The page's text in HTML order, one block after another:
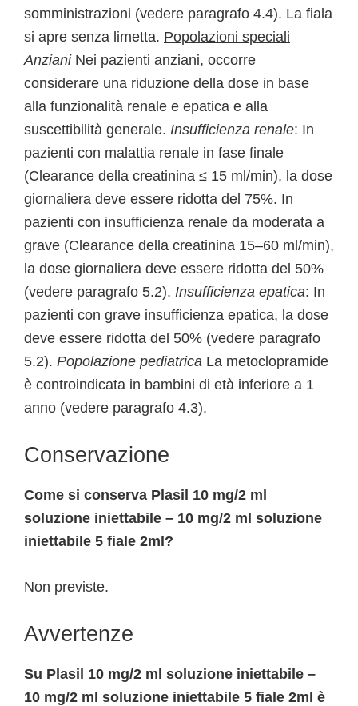
somministrazioni (vedere paragrafo 4.4). La fiala
si apre senza limetta. Popolazioni speciali
AnzianiNei pazienti anziani, occorre
considerare una riduzione della dose in base
alla funzionalità renale e epatica e alla
suscettibilità generale. Insufficienza renale: In
pazienti con malattia renale in fase finale
(Clearance della creatinina ≤ 15 ml/min), la dose
giornaliera deve essere ridotta del 75%. In
pazienti con insufficienza renale da moderata a
grave (Clearance della creatinina 15–60 ml/min),
la dose giornaliera deve essere ridotta del 50%
(vedere paragrafo 5.2). Insufficienza epatica: In
pazienti con grave insufficienza epatica, la dose
deve essere ridotta del 50% (vedere paragrafo
5.2). Popolazione pediatrica La metoclopramide
è controindicata in bambini di età inferiore a 1
anno (vedere paragrafo 4.3).
Conservazione
Come si conserva Plasil 10 mg/2 ml
soluzione iniettabile – 10 mg/2 ml soluzione
iniettabile 5 fiale 2ml?
Non previste.
Avvertenze
Su Plasil 10 mg/2 ml soluzione iniettabile –
10 mg/2 ml soluzione iniettabile 5 fiale 2ml è